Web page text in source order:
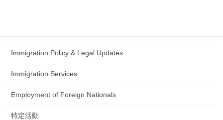
Immigration Policy & Legal Updates
Immigration Services
Employment of Foreign Nationals
特定活動